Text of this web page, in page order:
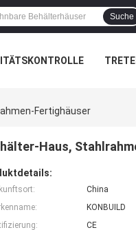
Suche
Fertighäuser
Haus,
China
KONBUILD
CE